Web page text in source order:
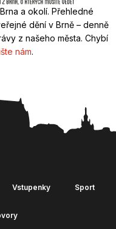
a okolí. Přehledné
dění v Brně – denně
z našeho města. Chybí
nám.
Vstupenky Sport